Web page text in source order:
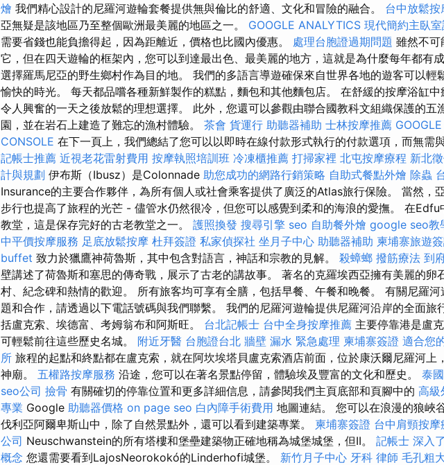
燴 我們精心設計的尼羅河遊輪套餐提供無與倫比的舒適、文化和冒險的融合。 台中放鬆按
亞無疑是該地區乃至整個歐洲最美麗的地區之一。 GOOGLE ANALYTICS 現代簡約主臥
需要省錢也能負擔得起，因為距離近，價格也比國內優惠。 處理台胞證過期問題 雖然不可
它，但在四天遊輪的框架內，您可以到達最出色、最美麗的地方，這就是為什麼每年都有
選擇羅馬尼亞的野生鄉村作為目的地。 我們的多語言導遊確保來自世界各地的遊客可以輕
愉快的時光。 每天都品嚐各種新鮮製作的糕點，麵包和其他麵包店。 在舒緩的按摩浴缸中
令人興奮的一天之後放鬆的理想選擇。 此外，您還可以參觀由聯合國教科文組織保護的五
園，並在岩石上建造了難忘的漁村體驗。 茶會 貨運行 助聽器補助 士林按摩推薦
CONSOLE 在下一頁上，我們總結了您可以以即時在線付款形式執行的付款選項，而無需與
記帳士推薦 近視老花雷射費用 按摩執照培訓班 冷凍櫃推薦 打掃家裡 北屯按摩療程 新北
計與規劃 伊布斯（Ibusz）是Colonnade 助您成功的網路行銷策略 自助式餐點外燴 除蟲
Insurance的主要合作夥伴，為所有個人或社會乘客提供了廣泛的Atlas旅行保險。 當然，
步行也提高了旅程的光芒 - 儘管水仍然很冷，但您可以感覺到柔和的海浪的愛撫。 在Edfu
教堂，這是保存完好的古老教堂之一。 護照換發 搜尋引擎 seo 自助餐外燴 google seo教
中平價按摩服務 足底放鬆按摩 杜拜簽證 私家偵探社 坐月子中心 助聽器補助 柬埔寨旅遊
buffet 致力於獵鷹神荷魯斯，其中包含對語言，神話和宗教的見解。 殺蟑螂 撥筋療法 到
壁講述了荷魯斯和塞思的傳奇戰，展示了古老的講故事。 著名的克羅埃西亞擁有美麗的卵
村、紀念碑和熱情的歡迎。 所有旅客均可享有全膳，包括早餐、午餐和晚餐。 有關尼羅河
題和合作，請透過以下電話號碼與我們聯繫。 我們的尼羅河遊輪提供尼羅河沿岸的全面旅
括盧克索、埃德富、考姆翁布和阿斯旺。 台北記帳士 台中全身按摩推薦 主要停靠港是盧
可輕鬆前往這些歷史名城。 附近牙醫 台胞證台北 牆壁 漏水 緊急處理 柬埔寨簽證 適合您
所 旅程的起點和終點都在盧克索，就在阿坎埃塔貝盧克索酒店前面，位於康沃爾尼羅河上
神廟。 五權路按摩服務 沿途，您可以在著名景點停留，體驗埃及豐富的文化和歷史。 泰
seo公司 撿骨 有關確切的停靠位置和更多詳細信息，請參閱我們主頁底部和頁腳中的 高級
專業 Google 助聽器價格 on page seo 白內障手術費用 地圖連結。 您可以在浪漫的狼峽
伐利亞阿爾卑斯山中，除了自然景點外，還可以看到建築專業。 柬埔寨簽證 台中肩頸按摩
公司 Neuschwanstein的所有塔樓和堡壘建築物正確地稱為城堡城堡，但II。 記帳士 深入
概念 您還需要看到LajosNeorokokó的Linderhofi城堡。 新竹月子中心 牙科 律師 毛孔粗